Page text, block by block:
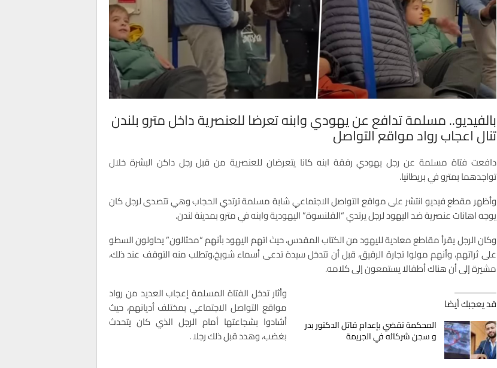
بالفيديو.. مسلمة تدافع عن يهودي وابنه تعرضا للعنصرية داخل مترو بلندن
تنال اعجاب رواد مواقع التواصل
دافعت فتاة مسلمة عن رجل يهودي رفقة ابنه كانا يتعرضان للعنصرية من قبل رجل داكن البشرة خلال
تواجدهما بمترو في بريطانيا.
وأظهر مقطع فيديو انتشر على مواقع التواصل الاجتماعي شابة مسلمة ترتدي الحجاب وهي تتصدى لرجل كان
يوجه اهانات عنصرية ضد اليهود لرجل يرتدي “القلنسوة” اليهودية وابنه في مترو بمدينة لندن.
وكان الرجل يقرأ مقاطع معادية لليهود من الكتاب المقدس، حيث اتهم اليهود بأنهم “محثالون” يحاولون السطو
على ثراتهم، وأنهم مولوا تجارة الرقيق، قبل أن تتدخل سيدة تدعى أسماء شويخ،وتطلب منه التوقف عند ذلك،
مشيرة إلى أن هناك أطفالا يستمعون إلى كلامه.
قد يعجبك أيضا
المحكمة تقضي بإعدام قاتل الدكتور بدر
و سجن شركائه في الجريمة
وأثار تدخل الفتاة المسلمة إعجاب العديد من رواد
مواقع التواصل الاجتماعي بمختلف أديانهم، حيث
أشادوا بشجاعتها أمام الرجل الذي كان يتحدث
بغضب، وهدد قبل ذلك رجلا .